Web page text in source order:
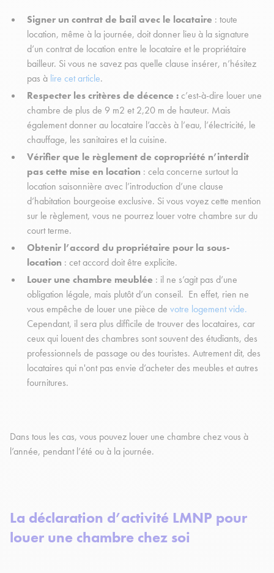
Signer un contrat de bail avec le locataire : toute
location, même à la journée, doit donner lieu à la signature
d’un contrat de location entre le locataire et le propriétaire
bailleur. Si vous ne savez pas quelle clause insérer, n’hésitez
pas à lire cet article.
Respecter les critères de décence :c’est-à-dire louer une
chambre de plus de 9 m2 et 2,20 m de hauteur. Mais
également donner au locataire l’accès à l’eau, l’électricité, le
chauffage, les sanitaires et la cuisine.
Vérifier que le règlement de copropriété n’interdit
pas cette mise en location : cela concerne surtout la
location saisonnière avec l’introduction d’une clause
d’habitation bourgeoise exclusive. Si vous voyez cette mention
sur le règlement, vous ne pourrez louer votre chambre sur du
court terme.
Obtenir l’accord du propriétaire pour la sous-
location : cet accord doit être explicite.
Louer une chambre meublée : il ne s’agit pas d’une
obligation légale, mais plutôt d’un conseil. En effet, rien ne
vous empêche de louer une pièce de votre logement vide.
Cependant, il sera plus difficile de trouver des locataires, car
ceux qui louent des chambres sont souvent des étudiants, des
professionnels de passage ou des touristes. Autrement dit, des
locataires qui n'ont pas envie d’acheter des meubles et autres
fournitures.
Dans tous les cas, vous pouvez louer une chambre chez vous à
l’année, pendant l’été ou à la journée.
La déclaration d’activité LMNP pour
louer une chambre chez soi